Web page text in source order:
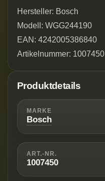
Hersteller: Bosch
Modell: WGG244190
EAN: 4242005386840
Artikelnummer: 1007450
Produktdetails
MARKE
Bosch
ART.-NR.
1007450